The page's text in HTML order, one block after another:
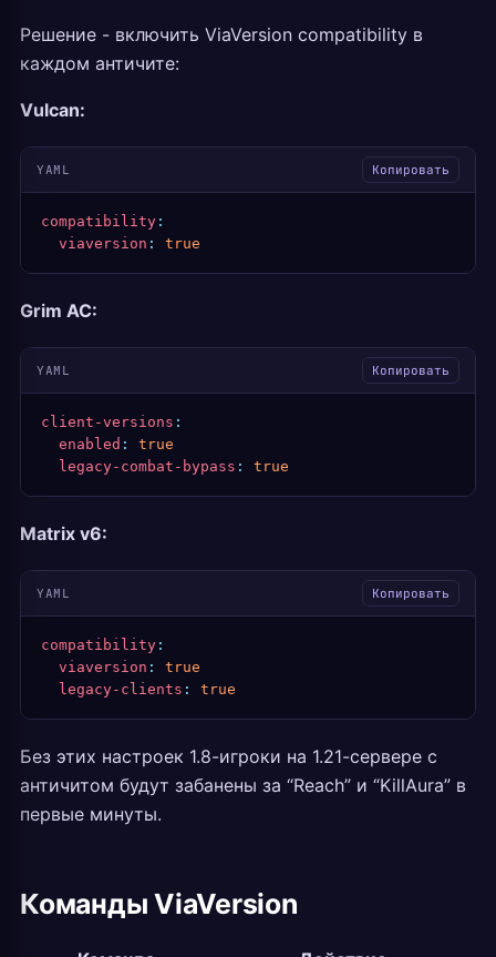
Решение - включить ViaVersion compatibility в
каждом античите:
Vulcan:
YAML Копировать
compatibility :
  viaversion
: true
Grim AC:
YAML Копировать
client-versions :
  enabled
:
true
  legacy-combat-bypass
: true
Matrix v6:
YAML Копировать
compatibility :
  viaversion
:
true
  legacy-clients
: true
Без этих настроек 1.8-игроки на 1.21-сервере с
античитом будут забанены за “Reach” и “KillAura” в
первые минуты.
Команды ViaVersion